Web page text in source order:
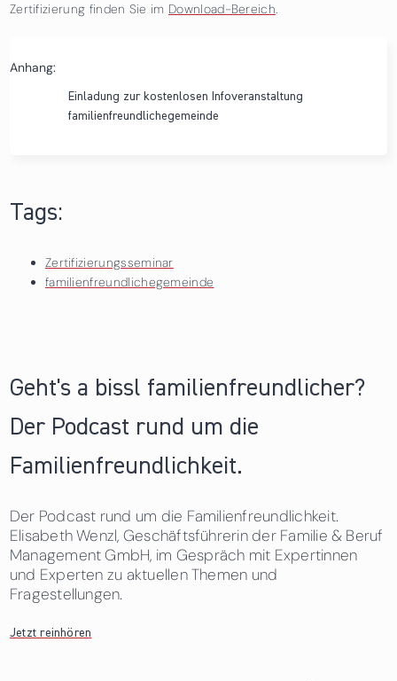
Zertifizierung finden Sie im Download-Bereich.
Anhang:
Einladung zur kostenlosen Infoveranstaltung
familienfreundlichegemeinde
Tags:
Zertifizierungsseminar
familienfreundlichegemeinde
Geht's a bissl familienfreundlicher?
Der Podcast rund um die
Familienfreundlichkeit.
Der Podcast rund um die Familienfreundlichkeit.
Elisabeth Wenzl, Geschäftsführerin der Familie & Beruf
Management GmbH, im Gespräch mit Expertinnen
und Experten zu aktuellen Themen und
Fragestellungen.
Jetzt reinhören